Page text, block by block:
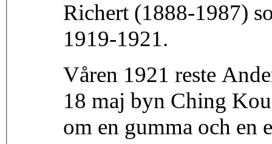
Richert (1888-1987)
1919-1921.
Våren 1921 reste
18 maj byn Ching
om en gumma och en